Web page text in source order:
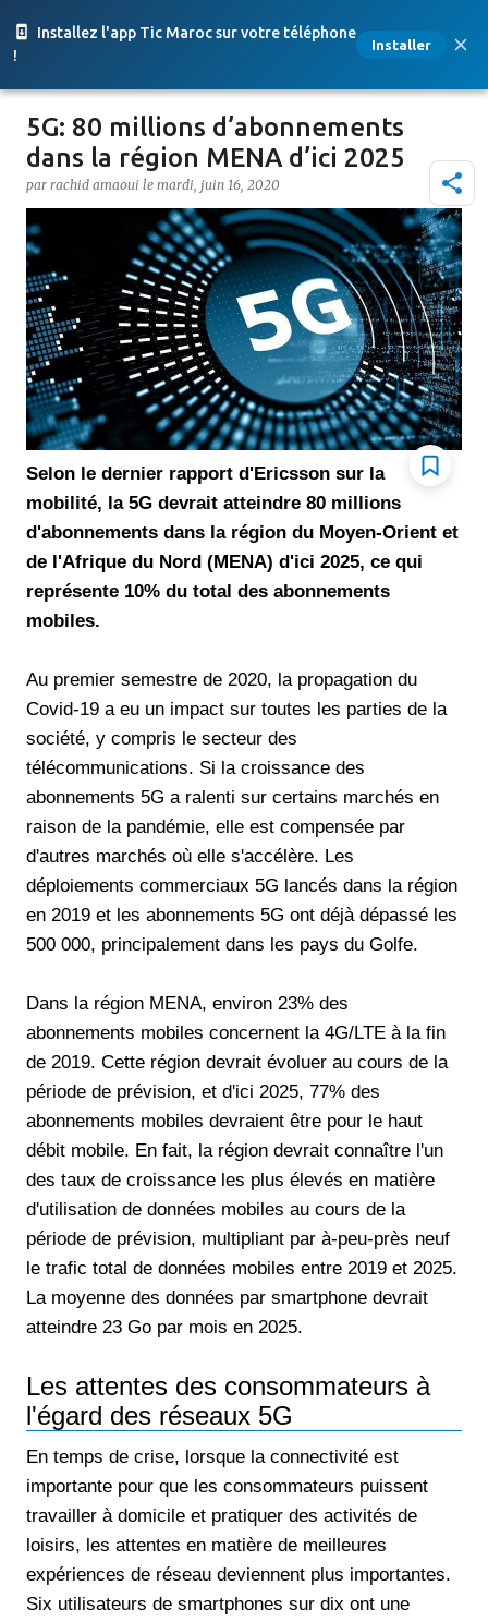
Installez l'app Tic Maroc sur votre téléphone
!
Installer
Accéder au contenu principal
5G: 80 millions d’abonnements
dans la région MENA d’ici 2025
par rachid amaoui le mardi, juin 16, 2020
Selon le dernier rapport d'Ericsson sur la
mobilité, la 5G devrait atteindre 80 millions
d'abonnements dans la région du Moyen-Orient et
de l'Afrique du Nord (MENA) d'ici 2025, ce qui
représente 10% du total des abonnements
mobiles.
Au premier semestre de 2020, la propagation du
Covid-19 a eu un impact sur toutes les parties de la
société, y compris le secteur des
télécommunications. Si la croissance des
abonnements 5G a ralenti sur certains marchés en
raison de la pandémie, elle est compensée par
d'autres marchés où elle s'accélère. Les
déploiements commerciaux 5G lancés dans la région
en 2019 et les abonnements 5G ont déjà dépassé les
500 000, principalement dans les pays du Golfe.
Dans la région MENA, environ 23% des
abonnements mobiles concernent la 4G/LTE à la fin
de 2019. Cette région devrait évoluer au cours de la
période de prévision, et d'ici 2025, 77% des
abonnements mobiles devraient être pour le haut
débit mobile. En fait, la région devrait connaître l'un
des taux de croissance les plus élevés en matière
d'utilisation de données mobiles au cours de la
période de prévision, multipliant par à-peu-près neuf
le trafic total de données mobiles entre 2019 et 2025.
La moyenne des données par smartphone devrait
atteindre 23 Go par mois en 2025.
Les attentes des consommateurs à
l'égard des réseaux 5G
En temps de crise, lorsque la connectivité est
importante pour que les consommateurs puissent
travailler à domicile et pratiquer des activités de
loisirs, les attentes en matière de meilleures
expériences de réseau deviennent plus importantes.
Six utilisateurs de smartphones sur dix ont une